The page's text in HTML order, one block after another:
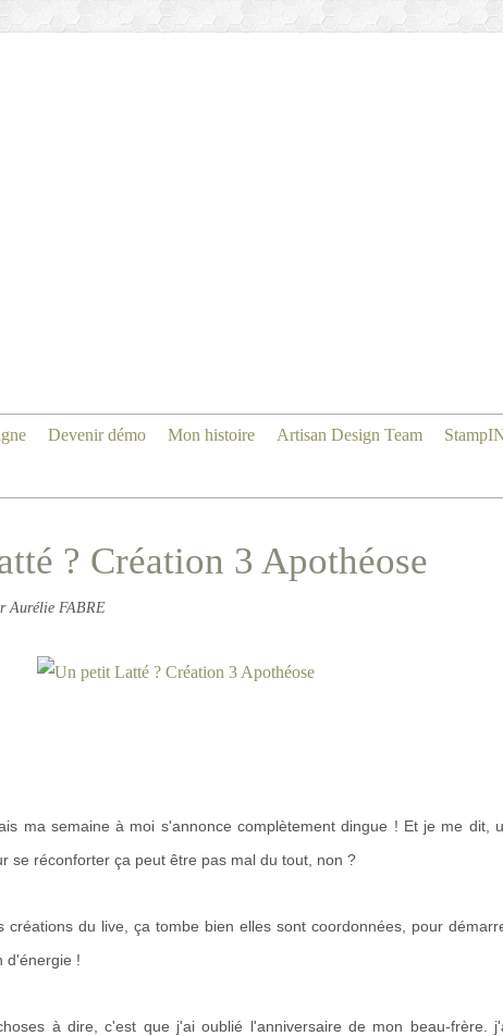
Devenir démo Mon histoire Artisan Design Team
? Création 3 Apothéose
Aurélie FABRE
ma semaine à moi s'annonce complètement dingue ! Et je me dit,
se réconforter ça peut être pas mal du tout, non ?
créations du live, ça tombe bien elles sont coordonnées, pour
d'énergie !
à dire, c'est que j'ai oublié l'anniversaire de mon beau-frère.